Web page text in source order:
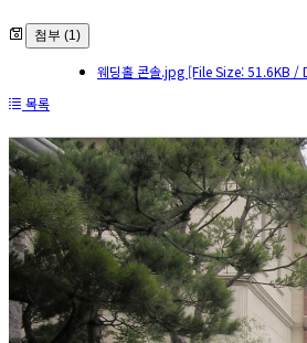
첨부 (1)
웨딩홀 콘솔.jpg [File Size: 51.6KB
목록